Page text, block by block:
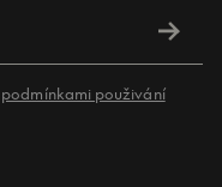
podmínkami použivání